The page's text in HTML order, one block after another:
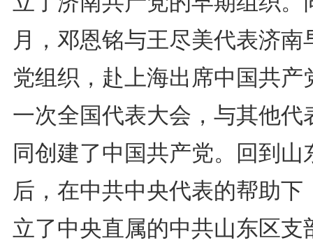
月，邓恩铭与王尽美代表济南
党组织，赴上海出席中国共产
一次全国代表大会，与其他代
同创建了中国共产党。回到山
后，在中共中央代表的帮助下
立了中央直属的中共山东区支